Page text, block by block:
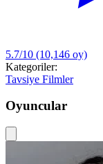
5.7/10 (10,146 oy)
Kategoriler:
Tavsiye Filmler
Oyuncular